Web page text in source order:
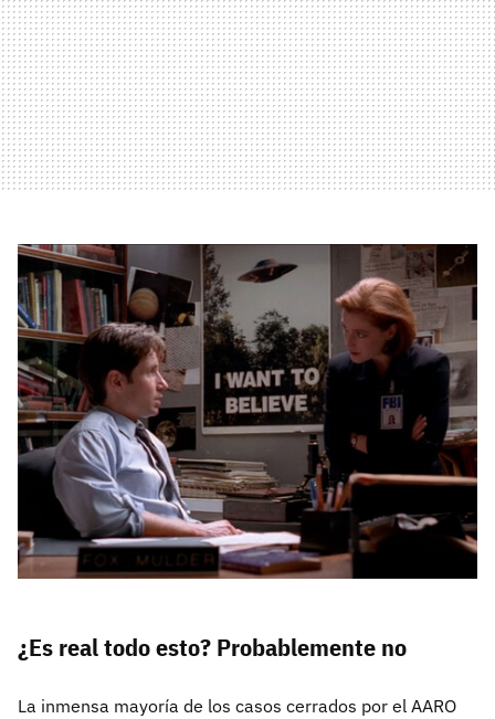
¿Es real todo esto? Probablemente no
La inmensa mayoría de los casos cerrados por el AARO